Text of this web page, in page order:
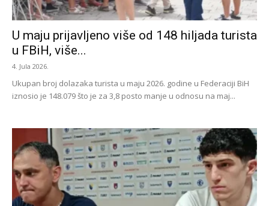
U maju prijavljeno više od 148 hiljada turista
u FBiH, više...
4. Jula 2026.
Ukupan broj dolazaka turista u maju 2026. godine u Federaciji BiH
iznosio je 148.079 što je za 3,8 posto manje u odnosu na maj...